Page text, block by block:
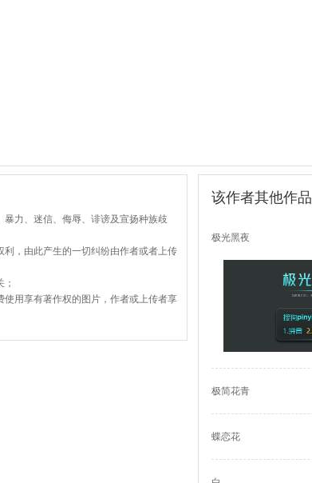
力、迷信、侮辱、诽谤及宣扬种族歧
，由此产生的一切纠纷由作者或者上传
用享有著作权的图片，作者或上传者享
该作者其他作品
极光黑夜
极简花青
蝶恋花